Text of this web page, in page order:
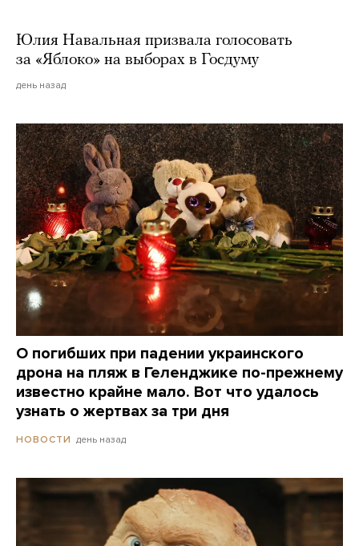
Юлия Навальная призвала голосовать
за «Яблоко» на выборах в Госдуму
день назад
О погибших при падении украинского
дрона на пляж в Геленджике по-прежнему
известно крайне мало. Вот что удалось
узнать о жертвах за три дня
НОВОСТИ день назад